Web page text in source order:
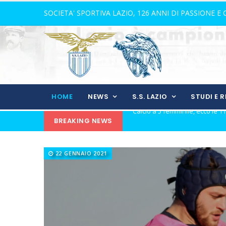
SOCIETA' SPORTIVA LAZIO, 126 ANNI DI PASSIONE E
HOME NEWS S.S. LAZIO STUDI E
BREAKING NEWS
Elite, ecco il calendario del
Elite maschile: ecco le sfide
Ecco De Souza, laterale con il
Il 16 agosto l'inizio
22 GENNAIO 2021